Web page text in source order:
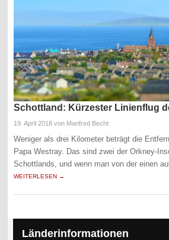
Schottland: Kürzester Linienflug
19. April 2018 von Manfred Becht
Weniger als drei Kilometer beträgt die
Papa Westray. Das sind zwei der Orkney-
Schottlands, und wenn man von der einen
WEITERLESEN →
Länderinformationen